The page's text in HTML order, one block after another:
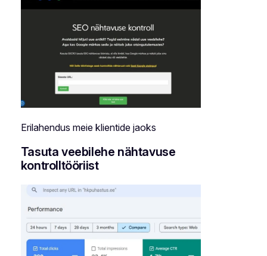
Erilahendus meie klientide jaoks
Tasuta veebilehe nähtavuse
kontrolltööriist